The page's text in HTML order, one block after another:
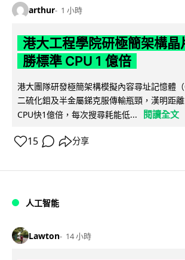
arthur 1 小時
港大工程學院研極簡架構晶
勝標準 CPU 1 億倍
港大團隊研發極簡架構模擬內容尋址記憶體
二硫化鉬及半金屬銻克服傳輸瓶頸，漢明距
CPU快1億倍，每次搜尋耗能低...
閱讀全文
15 分享
人工智能
Lawton 14 小時